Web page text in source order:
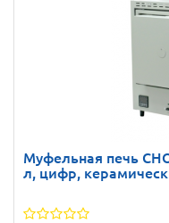
Муфельная печь
л, цифр,